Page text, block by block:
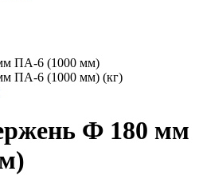
ПА-6 (1000 мм)
ПА-6 (1000 мм) (кг)
Ф 180 мм